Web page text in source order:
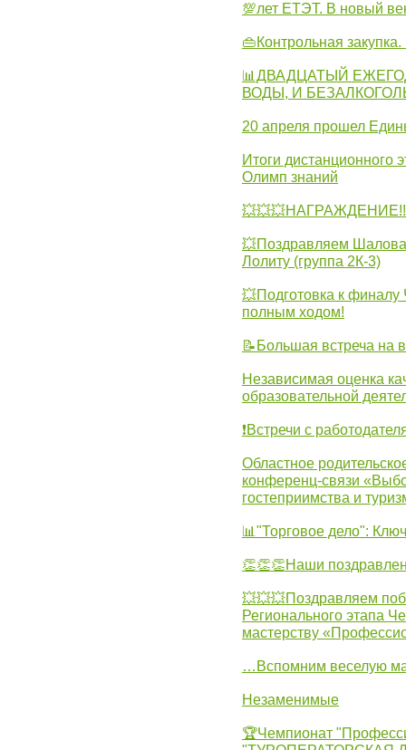
💯лет ЕТЭТ. В новый
👜Контрольная
📊ДВАДЦАТЫЙ
ВОДЫ, И
20 апреля прошел
Итоги дистанционного
Олимп знаний
💥Поздравляем
Лолиту (группа 2К-3)
💥Подготовка к
полным ходом!
📝Большая встреча на
Независимая оценка
образовательной
❗Встречи с
Областное
конференц-связи
гостеприимства и
📊"Торговое дело":
👏👏👏Наши
💥💥💥Поздравляем
Регионального этапа
мастерству
…Вспомним веселую
Незаменимые
🏆Чемпионат